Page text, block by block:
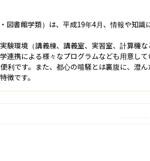
図書館学類）は、平成19年4月、情報や知識
環境（講義棟、講義室、実習室、計算機
携による様々なプログラムなども用意して
利です。また、都心の喧騒とは裏腹に、澄
徴です。